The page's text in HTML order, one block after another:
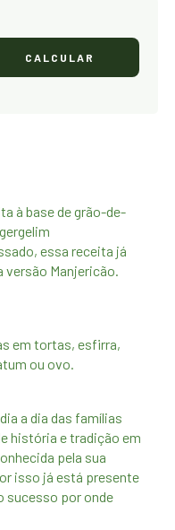
CALCULAR
à base de grão-de-
essa receita já
versão Manjericão.
em tortas, esfirra,
ou ovo.
a dia das famílias
história e tradição em
pela sua
isso já está presente
sucesso por onde